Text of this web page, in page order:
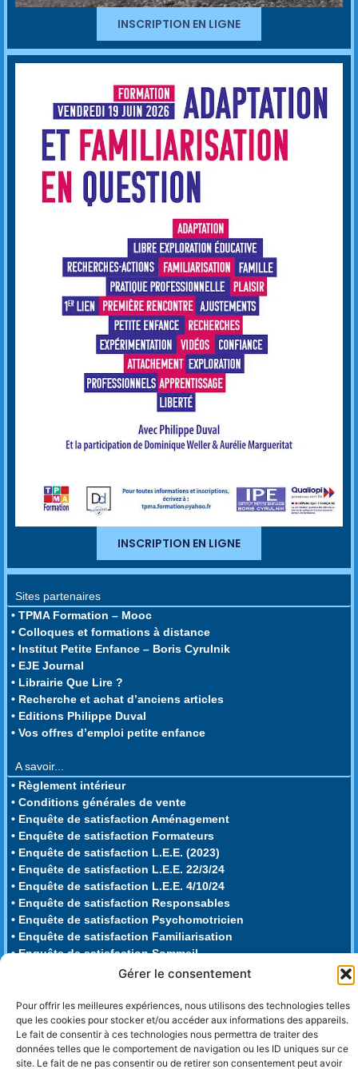
Gérer le consentement
Pour offrir les meilleures expériences, nous utilisons des technologies telles
que les cookies pour stocker et/ou accéder aux informations des appareils.
Le fait de consentir à ces technologies nous permettra de traiter des
données telles que le comportement de navigation ou les ID uniques sur ce
site. Le fait de ne pas consentir ou de retirer son consentement peut avoir
INSCRIPTION EN LIGNE
INSCRIPTION EN LIGNE
Sites partenaires
• TPMA Formation – Mooc
• Colloques et formations à distance
• Institut Petite Enfance – Boris Cyrulnik
• EJE Journal
• Librairie Que Lire ?
• Recherche et achat d’anciens articles
• Editions Philippe Duval
• Vos offres d’emploi petite enfance
A savoir...
• Règlement intérieur
• Conditions générales de vente
• Enquête de satisfaction Aménagement
• Enquête de satisfaction Formateurs
• Enquête de satisfaction L.E.E. (2023)
• Enquête de satisfaction L.E.E. 22/3/24
• Enquête de satisfaction L.E.E. 4/10/24
• Enquête de satisfaction Responsables
• Enquête de satisfaction Psychomotricien
• Enquête de satisfaction Familiarisation
• Enquête de satisfaction Sommeil
• Enquête de satisfaction Repas
• Enquête de Nouvelles Connaissances